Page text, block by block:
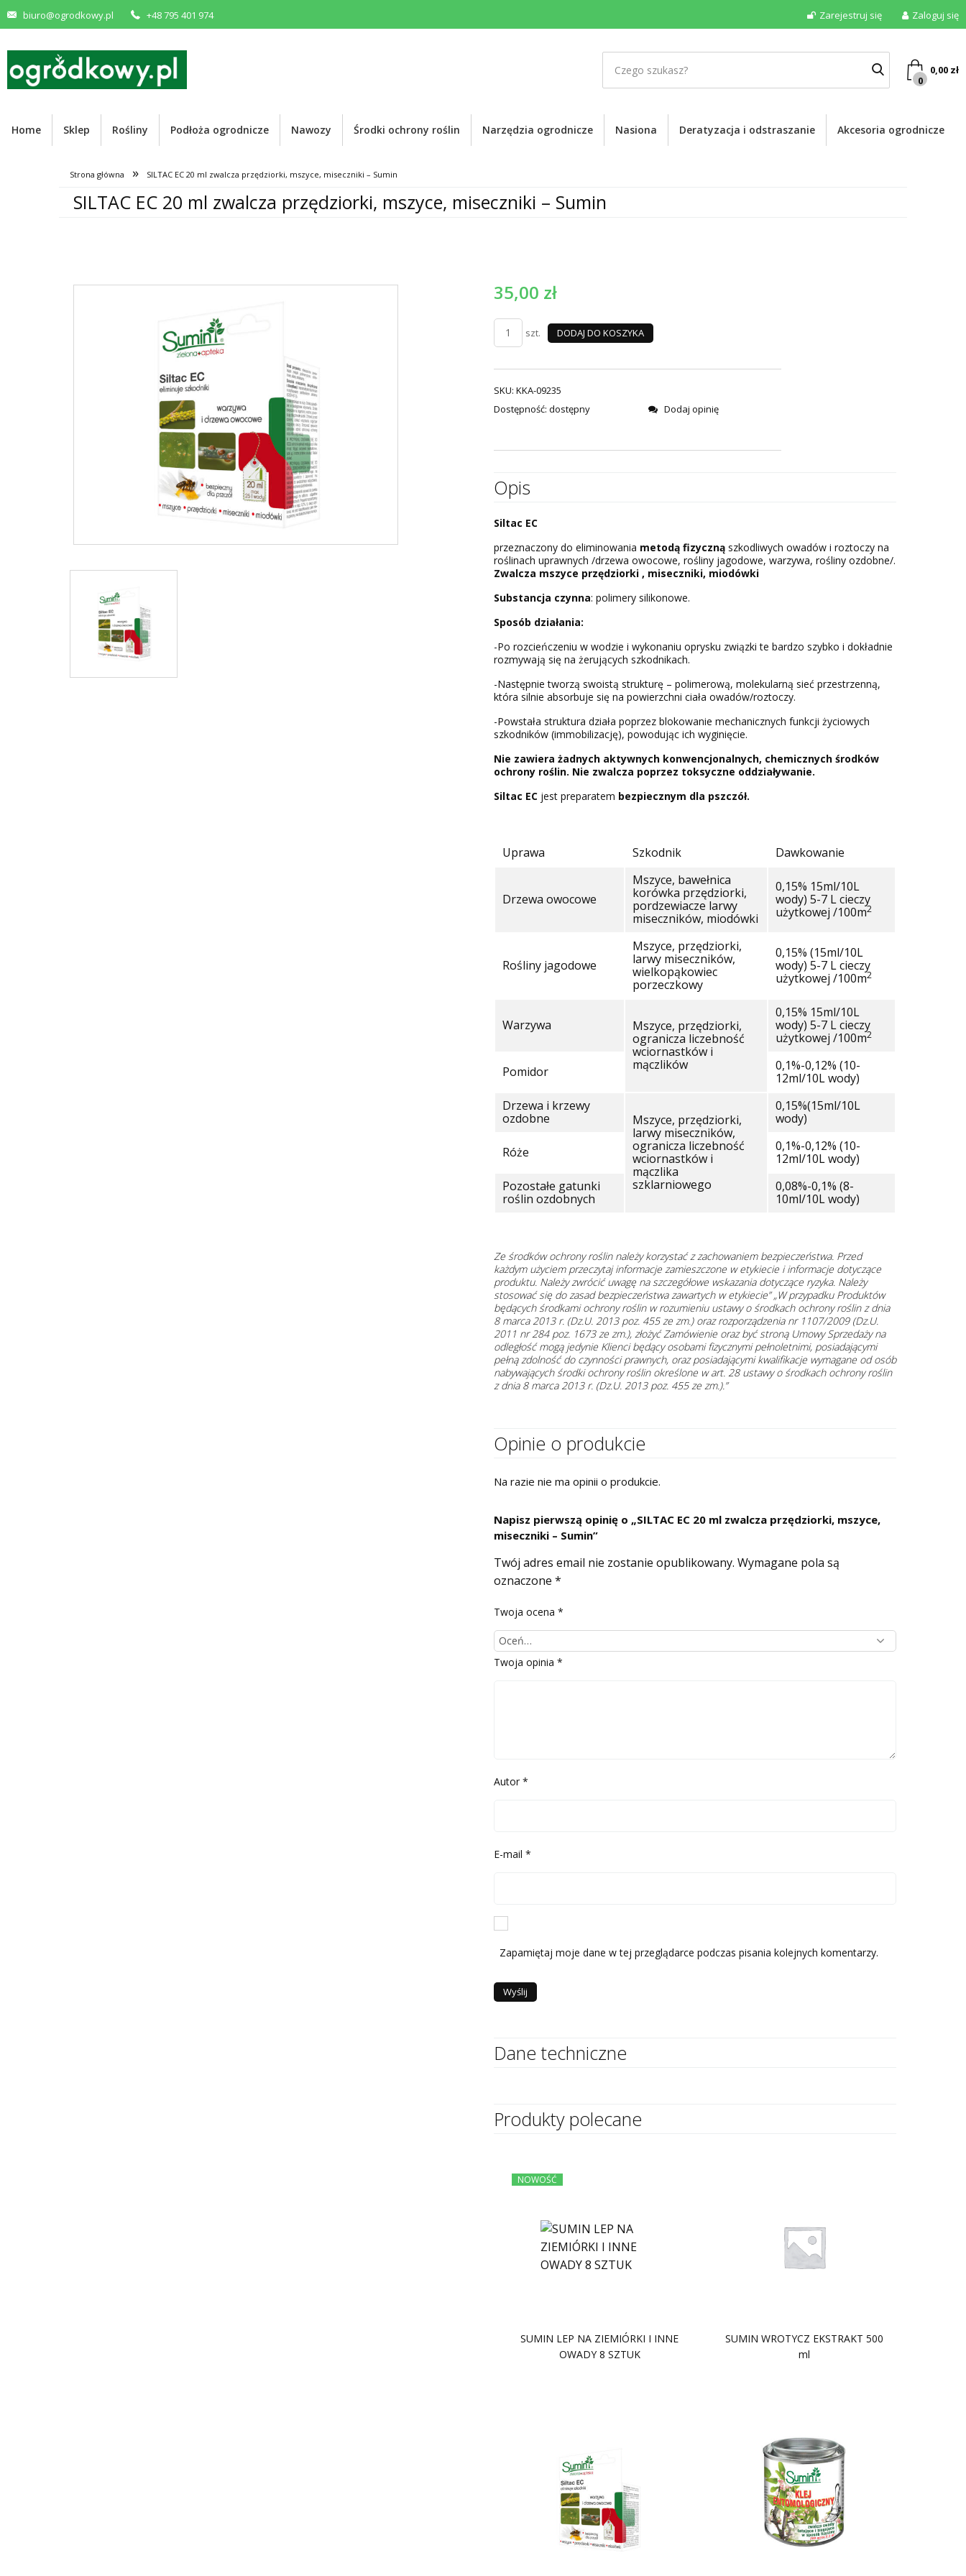
biuro@ogrodkowy.pl +48 795 401 974 Zarejestruj się Zaloguj się
0
0,00 zł
Home Sklep Rośliny Podłoża ogrodnicze Nawozy Środki ochrony roślin Narzędzia ogrodnicze Nasiona Deratyzacja i odstraszanie Akcesoria ogrodnicze
Strona główna » SILTAC EC 20 ml zwalcza przędziorki, mszyce, miseczniki – Sumin
SILTAC EC 20 ml zwalcza przędziorki, mszyce, miseczniki – Sumin
35,00 zł
szt. DODAJ DO KOSZYKA
SKU: KKA-09235
Dostępność: dostępny
Dodaj opinię
Opis
Siltac EC
przeznaczony do eliminowania metodą fizycznąszkodliwych owadów i roztoczy na
roślinach uprawnych /drzewa owocowe, rośliny jagodowe, warzywa, rośliny ozdobne/.
Zwalcza mszyce przędziorki , miseczniki, miodówki
Substancja czynna: polimery silikonowe.
Sposób działania:
-Po rozcieńczeniu w wodzie i wykonaniu oprysku związki te bardzo szybko i dokładnie
rozmywają się na żerujących szkodnikach.
-Następnie tworzą swoistą strukturę – polimerową, molekularną sieć przestrzenną,
która silnie absorbuje się na powierzchni ciała owadów/roztoczy.
-Powstała struktura działa poprzez blokowanie mechanicznych funkcji życiowych
szkodników (immobilizację), powodując ich wyginięcie.
Nie zawiera żadnych aktywnych konwencjonalnych, chemicznych środków
ochrony roślin. Nie zwalcza poprzez toksyczne oddziaływanie.
Siltac ECjest preparatem bezpiecznym dla pszczół.
Uprawa Szkodnik Dawkowanie
Drzewa owocowe
Mszyce, bawełnica
korówka przędziorki,
pordzewiacze larwy
miseczników, miodówki
0,15% 15ml/10L
wody) 5-7 L cieczy
użytkowej /100m2
Rośliny jagodowe
Mszyce, przędziorki,
larwy miseczników,
wielkopąkowiec
porzeczkowy
0,15% (15ml/10L
wody) 5-7 L cieczy
użytkowej /100m2
Warzywa
Mszyce, przędziorki,
ogranicza liczebność
wciornastków i
mączlików
0,15% 15ml/10L
wody) 5-7 L cieczy
użytkowej /100m2
Pomidor
0,1%-0,12% (10-
12ml/10L wody)
Drzewa i krzewy
ozdobne
Mszyce, przędziorki,
larwy miseczników,
ogranicza liczebność
wciornastków i
mączlika
szklarniowego
0,15%(15ml/10L
wody)
Róże
0,1%-0,12% (10-
12ml/10L wody)
Pozostałe gatunki
roślin ozdobnych
0,08%-0,1% (8-
10ml/10L wody)
Ze środków ochrony roślin należy korzystać z zachowaniem bezpieczeństwa. Przed
każdym użyciem przeczytaj informacje zamieszczone w etykiecie i informacje dotyczące
produktu. Należy zwrócić uwagę na szczegółowe wskazania dotyczące ryzyka. Należy
stosować się do zasad bezpieczeństwa zawartych w etykiecie” „W przypadku Produktów
będących środkami ochrony roślin w rozumieniu ustawy o środkach ochrony roślin z dnia
8 marca 2013 r. (Dz.U. 2013 poz. 455 ze zm.) oraz rozporządzenia nr 1107/2009 (Dz.U.
2011 nr 284 poz. 1673 ze zm.), złożyć Zamówienie oraz być stroną Umowy Sprzedaży na
odległość mogą jedynie Klienci będący osobami fizycznymi pełnoletnimi, posiadającymi
pełną zdolność do czynności prawnych, oraz posiadającymi kwalifikacje wymagane od osób
nabywających środki ochrony roślin określone w art. 28 ustawy o środkach ochrony roślin
z dnia 8 marca 2013 r. (Dz.U. 2013 poz. 455 ze zm.).”
Opinie o produkcie
Na razie nie ma opinii o produkcie.
Napisz pierwszą opinię o „SILTAC EC 20 ml zwalcza przędziorki, mszyce,
miseczniki – Sumin”
Twój adres email nie zostanie opublikowany. Wymagane pola są
oznaczone *
Twoja ocena *
Twoja opinia *
Autor *
E-mail *
Zapamiętaj moje dane w tej przeglądarce podczas pisania kolejnych komentarzy.
Dane techniczne
Produkty polecane
NOWOŚĆ
SUMIN LEP NA ZIEMIÓRKI I INNE
OWADY 8 SZTUK
SUMIN WROTYCZ EKSTRAKT 500
ml